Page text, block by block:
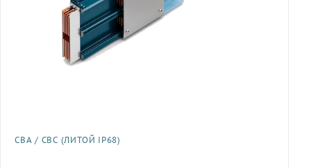
СВА / СВС (ЛИТОЙ IP68)